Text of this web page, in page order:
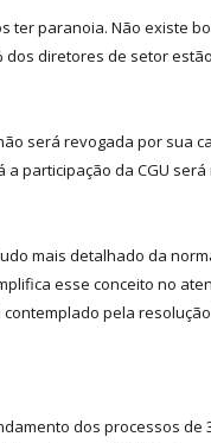
ter paranoia. Não existe
dos diretores de setor
será revogada por sua
participação da CGU
mais detalhado da
esse conceito no
pela resolução
dos processos de